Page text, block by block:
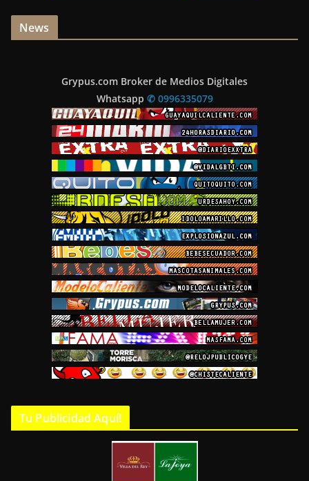
News
Grypus.com Broker de Medios Digitales
Whatsapp ✆ 0996335079
Tu Publicidad Aquí!